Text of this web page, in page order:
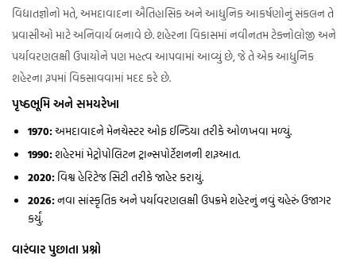
વિદ્યાતજ્ઞોનો મતે, અમદાવાદના ઐતિહાસિક અને આધુનિક આકર્ષણોનું સંકલન તે
પ્રવાસીઓ માટે અનિવાર્ય બનાવે છે. શહેરના વિકાસમાં નવીનતમ ટેક્નોલોજી અને
પર્યાવરણલક્ષી ઉપાયોને પણ મહત્વ આપવામાં આવ્યું છે, જે તે એક આધુનિક
શહેરના રૂપમાં વિકસાવવામાં મદદ કરે છે.
પૃષ્ઠભૂમિ અને સમયરેખા
1970:અમદાવાદને મેનચેસ્ટર ઓફ ઈન્ડિયા તરીકે ઓળખવા મળ્યું.
1990:શહેરમાં મેટ્રોપોલિટન ટ્રાન્સપોર્ટેશનની શરૂઆત.
2020:વિશ્વ હેરિટેજ સિટી તરીકે જાહેર કરાયું.
2026:નવા સાંસ્કૃતિક અને પર્યાવરણલક્ષી ઉપક્રમે શહેરનું નવું ચહેરું ઉજાગર
કર્યું.
વારંવાર પુછાતા પ્રશ્નો